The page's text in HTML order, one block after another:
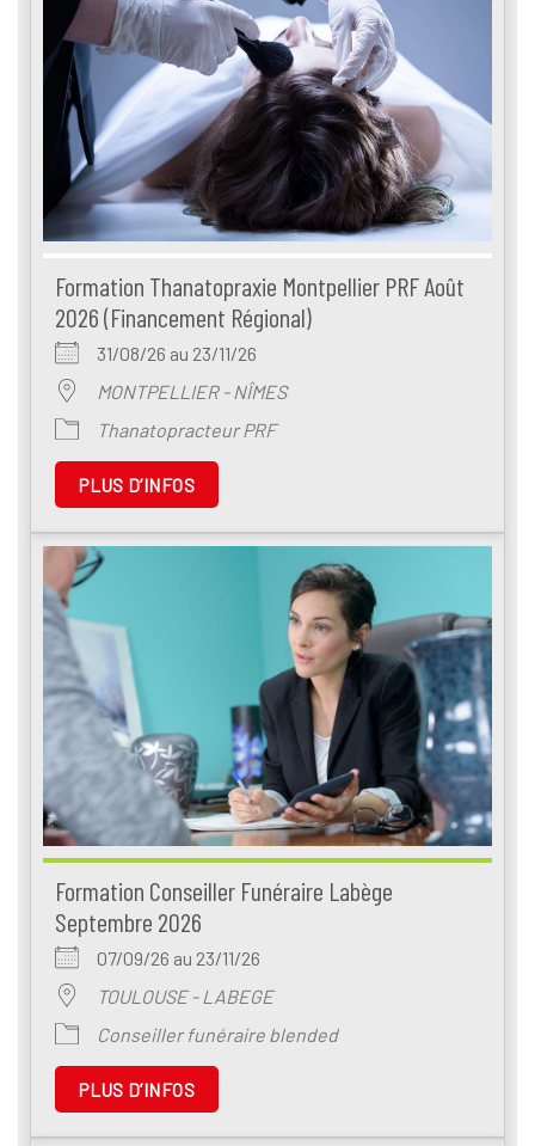
Formation Thanatopraxie Montpellier PRF Août
2026 (Financement Régional)
31/08/26 au 23/11/26
MONTPELLIER - NÎMES
Thanatopracteur PRF
PLUS D’INFOS
Formation Conseiller Funéraire Labège
Septembre 2026
07/09/26 au 23/11/26
TOULOUSE - LABEGE
Conseiller funéraire blended
PLUS D’INFOS